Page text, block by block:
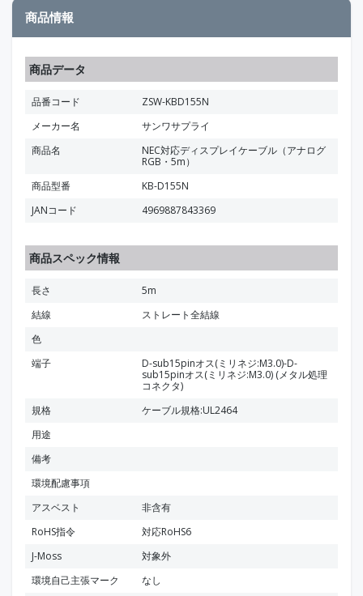
商品情報
商品データ
品番コード
ZSW-KBD155N
メーカー名
サンワサプライ
商品名
NEC対応ディスプレイケーブル（アナログ
RGB・5m）
商品型番
KB-D155N
JANコード
4969887843369
商品スペック情報
長さ
5m
結線
ストレート全結線
色
端子
D-sub15pinオス(ミリネジ:M3.0)-D-
sub15pinオス(ミリネジ:M3.0) (メタル処理
コネクタ)
規格
ケーブル規格:UL2464
用途
備考
環境配慮事項
アスベスト
非含有
RoHS指令
対応RoHS6
J-Moss
対象外
環境自己主張マーク
なし